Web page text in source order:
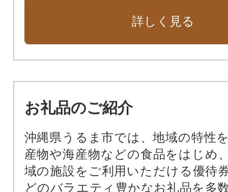
詳しく見る
お礼品のご紹介
沖縄県うるま市では、地域の特性
産物や海産物などの食品をはじめ
域の施設をご利用いただける優待
どのバラエティ豊かなお礼品を多